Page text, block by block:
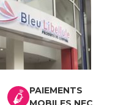
PAIEMENTS